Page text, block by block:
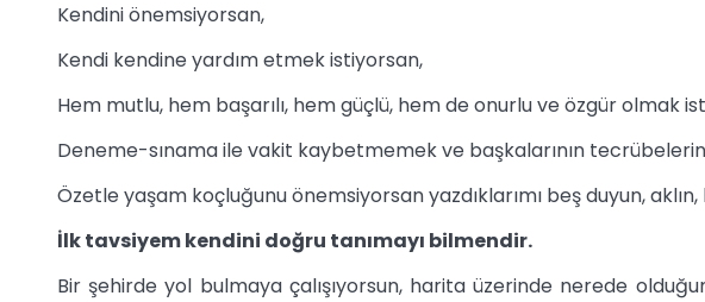
Kendini önemsiyorsan,
Kendi kendine yardım etmek istiyorsan,
Hem mutlu, hem başarılı, hem güçlü, hem de onurlu ve özgür olmak
Deneme-sınama ile vakit kaybetmemek ve başkalarının
Özetle yaşam koçluğunu önemsiyorsan yazdıklarımı beş duyun,
İlk tavsiyem kendini doğru tanımayı bilmendir.
Bir şehirde yol bulmaya çalışıyorsun, harita üzerinde nerede